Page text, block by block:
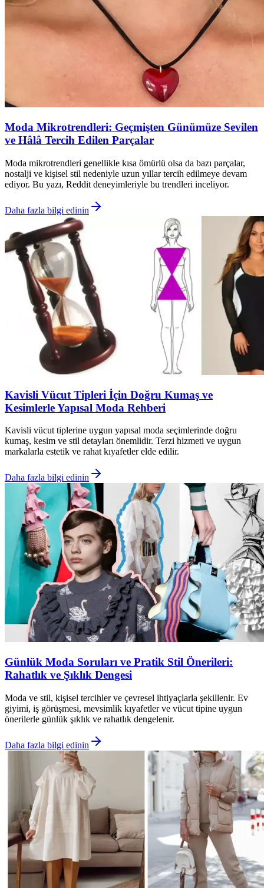
Moda Mikrotrendleri: Geçmişten Günümüze Sevilen
ve Hâlâ Tercih Edilen Parçalar
Moda mikrotrendleri genellikle kısa ömürlü olsa da bazı parçalar,
nostalji ve kişisel stil nedeniyle uzun yıllar tercih edilmeye devam
ediyor. Bu yazı, Reddit deneyimleriyle bu trendleri inceliyor.
Daha fazla bilgi edinin
Kavisli Vücut Tipleri İçin Doğru Kumaş ve
Kesimlerle Yapısal Moda Rehberi
Kavisli vücut tiplerine uygun yapısal moda seçimlerinde doğru
kumaş, kesim ve stil detayları önemlidir. Terzi hizmeti ve uygun
markalarla estetik ve rahat kıyafetler elde edilir.
Daha fazla bilgi edinin
Günlük Moda Soruları ve Pratik Stil Önerileri:
Rahatlık ve Şıklık Dengesi
Moda ve stil, kişisel tercihler ve çevresel ihtiyaçlarla şekillenir. Ev
giyimi, iş görüşmesi, mevsimlik kıyafetler ve vücut tipine uygun
önerilerle günlük şıklık ve rahatlık dengelenir.
Daha fazla bilgi edinin